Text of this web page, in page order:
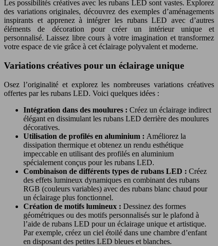
Les possibilités créatives avec les rubans LED sont vastes. Explorez
des variations originales, découvrez des exemples d’aménagements
inspirants et apprenez à intégrer les rubans LED avec d’autres
éléments de décoration pour créer un intérieur unique et
personnalisé. Laissez libre cours à votre imagination et transformez
votre espace de vie grâce à cet éclairage polyvalent et moderne.
Variations créatives pour un éclairage unique
Osez l’originalité et explorez les nombreuses variations créatives
offertes par les rubans LED. Voici quelques idées :
Intégration dans des moulures : Créez un éclairage indirect
élégant en dissimulant les rubans LED derrière des moulures
décoratives.
Utilisation de profilés en aluminium : Améliorez la
dissipation thermique et obtenez un rendu esthétique
impeccable en utilisant des profilés en aluminium
spécialement conçus pour les rubans LED.
Combinaison de différents types de rubans LED : Créez
des effets lumineux dynamiques en combinant des rubans
RGB (couleurs variables) avec des rubans blanc chaud pour
un éclairage plus fonctionnel.
Création de motifs lumineux : Dessinez des formes
géométriques ou des motifs personnalisés sur le plafond à
l’aide de rubans LED pour un éclairage unique et artistique.
Par exemple, créez un ciel étoilé dans une chambre d’enfant
en disposant des petites LED bleues et blanches.